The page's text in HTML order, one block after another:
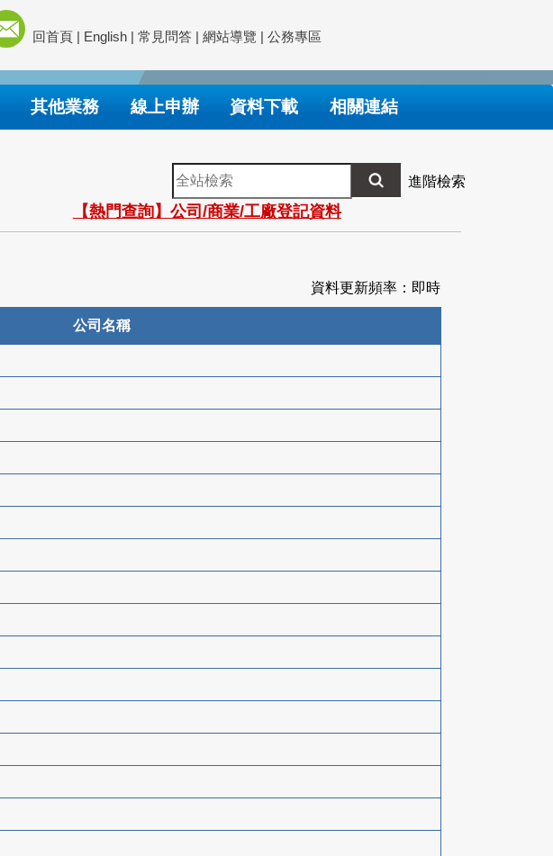
回首頁 | English | 常見問答 | 網站導覽 | 公務專區
其他業務 線上申辦 資料下載 相關連結
全
站
檢
索
進階檢索
【熱門查詢】公司/商業/工廠登記資料
資料更新頻率：即時
公司名稱